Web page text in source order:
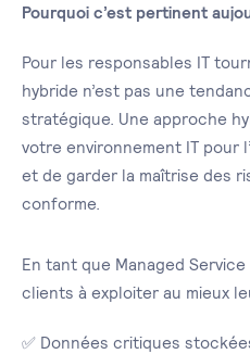
Pourquoi c’est pertinent
Pour les responsables IT
hybride n’est pas une
stratégique. Une approche
votre environnement IT pour
et de garder la maîtrise des
conforme.
En tant que Managed
clients à exploiter au mieux
✅ Données critiques